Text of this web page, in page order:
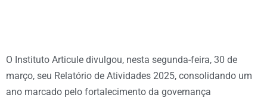
O Instituto Articule divulgou, nesta segunda-feira, 30 de
março, seu Relatório de Atividades 2025, consolidando um
ano marcado pelo fortalecimento da governança